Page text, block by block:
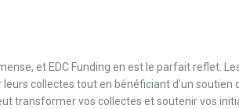
et EDC Funding en est le parfait reflet.
collectes tout en bénéficiant d’un
transformer vos collectes et soutenir vos